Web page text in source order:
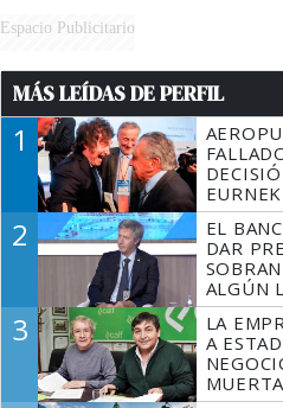
Espacio Publicitario
MÁS LEÍDAS DE PERFIL
1
2
EL
DAR
ALGÚN
3
LA
A
MUERTA